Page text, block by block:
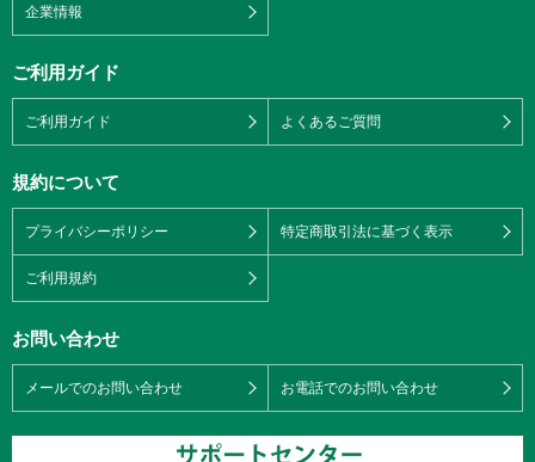
企業情報
ご利用ガイド
ご利用ガイド よくあるご質問
規約について
プライバシーポリシー 特定商取引法に基づく表示
ご利用規約
お問い合わせ
メールでのお問い合わせ お電話でのお問い合わせ